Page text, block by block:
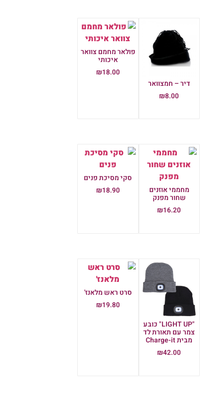
דיר – חמצוואר
₪8.00
פולאר מחמם צוואר
איכותי
₪18.00
מחממי אוזנים
שחור מפנק
₪16.20
סקי מסיכת פנים
₪18.90
"LIGHT UP" כובע
צמר עם תאורת לד
מבית Charge-it
₪42.00
סרט ראש מלאנז'
₪19.80